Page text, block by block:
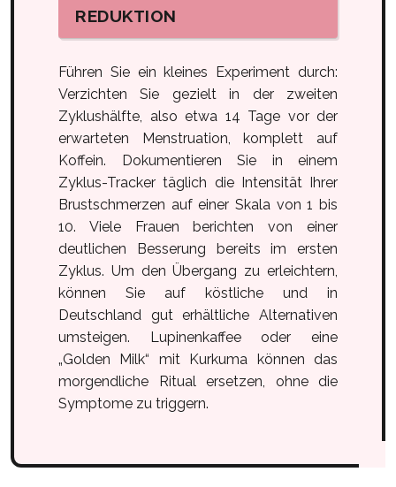
REDUKTION
Führen Sie ein kleines Experiment durch:
Verzichten Sie gezielt in der zweiten
Zyklushälfte, also etwa 14 Tage vor der
erwarteten Menstruation, komplett auf
Koffein. Dokumentieren Sie in einem
Zyklus-Tracker täglich die Intensität Ihrer
Brustschmerzen auf einer Skala von 1 bis
10. Viele Frauen berichten von einer
deutlichen Besserung bereits im ersten
Zyklus. Um den Übergang zu erleichtern,
können Sie auf köstliche und in
Deutschland gut erhältliche Alternativen
umsteigen. Lupinenkaffee oder eine
„Golden Milk“ mit Kurkuma können das
morgendliche Ritual ersetzen, ohne die
Symptome zu triggern.